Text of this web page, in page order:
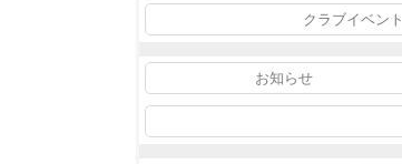
クラブイベント
お知らせ